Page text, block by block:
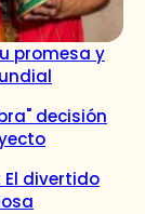
promesa y
decisión
El divertido